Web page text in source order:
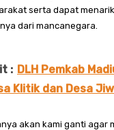
serta dapat
dari mancanegara.
: DLH Pemkab
Klitik dan Desa
akan kami ganti agar